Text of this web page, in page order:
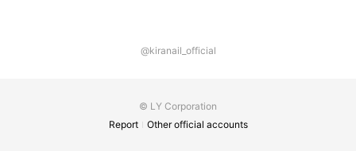
@kiranail_official
© LY Corporation
Report
Other official accounts